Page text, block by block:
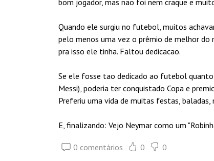
bom jogador, mas nao foi nem craque e
Quando ele surgiu no futebol, muitos
pelo menos uma vez o prêmio de melhor do
pra isso ele tinha. Faltou dedicacao.
Se ele fosse tao dedicado ao futebol
Messi), poderia ter conquistado Copa e
Preferiu uma vida de muitas festas,
E, finalizando: Vejo Neymar como um
0 comentários 0 0